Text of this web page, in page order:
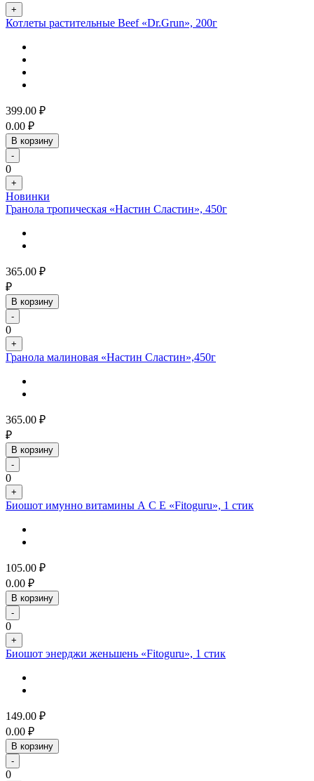
+
Котлеты растительные Beef «Dr.Grun», 200г
399.00 ₽
0.00 ₽
В корзину
-
0
+
Новинки
Гранола тропическая «Настин Сластин», 450г
365.00 ₽
₽
В корзину
-
0
+
Гранола малиновая «Настин Сластин»,450г
365.00 ₽
₽
В корзину
-
0
+
Биошот имунно витамины А С Е «Fitoguru», 1 стик
105.00 ₽
0.00 ₽
В корзину
-
0
+
Биошот энерджи женьшень «Fitoguru», 1 стик
149.00 ₽
0.00 ₽
В корзину
-
0